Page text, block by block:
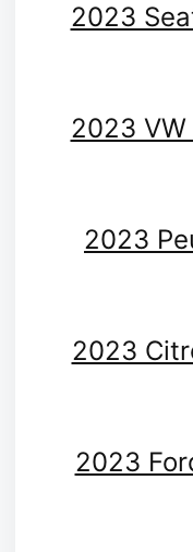
2023
2023
2023
2023
2023